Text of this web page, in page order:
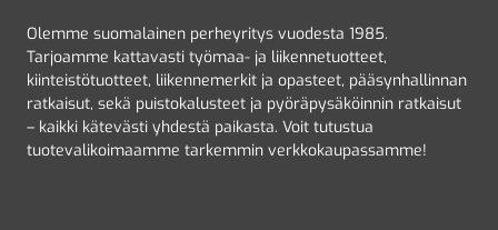
Olemme suomalainen perheyritys vuodesta 1985.
Tarjoamme kattavasti työmaa- ja liikennetuotteet,
kiinteistötuotteet, liikennemerkit ja opasteet, pääsynhallinnan
ratkaisut, sekä puistokalusteet ja pyöräpysäköinnin ratkaisut
– kaikki kätevästi yhdestä paikasta. Voit tutustua
tuotevalikoimaamme tarkemmin verkkokaupassamme!